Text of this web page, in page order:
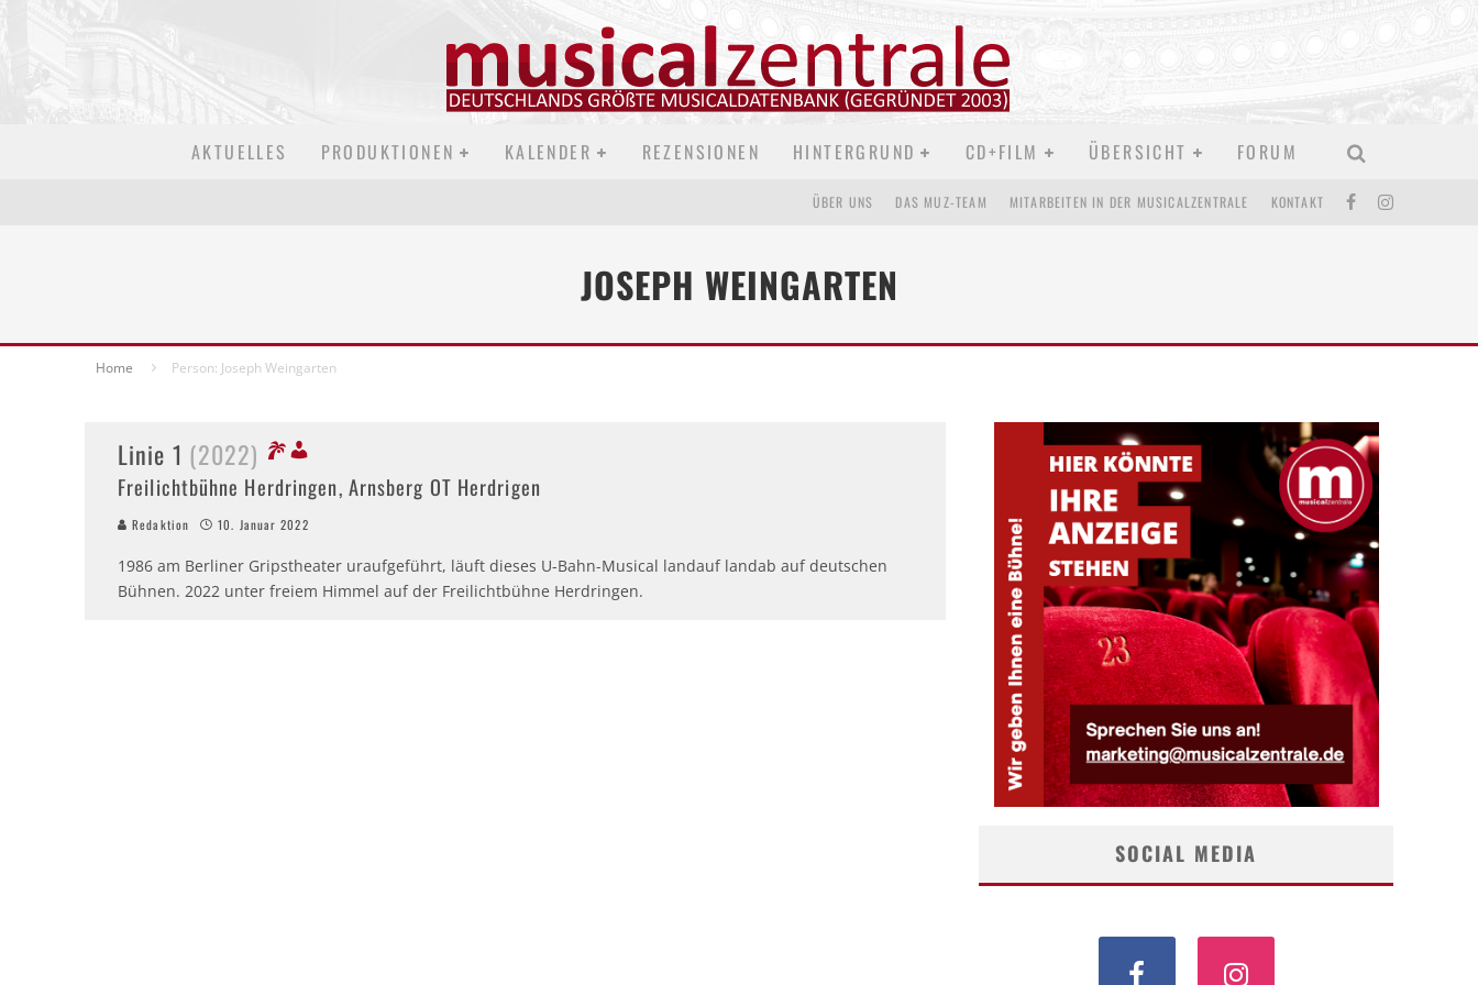
AKTUELLES PRODUKTIONEN KALENDER REZENSIONEN HINTERGRUND CD+FILM ÜBERSICHT FORUM
ÜBER UNS DAS MUZ-TEAM MITARBEITEN IN DER MUSICALZENTRALE KONTAKT
JOSEPH WEINGARTEN
Home Person: Joseph Weingarten
Linie 1 (2022)
Freilichtbühne Herdringen, Arnsberg OT Herdrigen
Redaktion 10. Januar 2022
1986 am Berliner Gripstheater uraufgeführt, läuft dieses U-Bahn-Musical landauf landab auf deutschen
Bühnen. 2022 unter freiem Himmel auf der Freilichtbühne Herdringen.
SOCIAL MEDIA